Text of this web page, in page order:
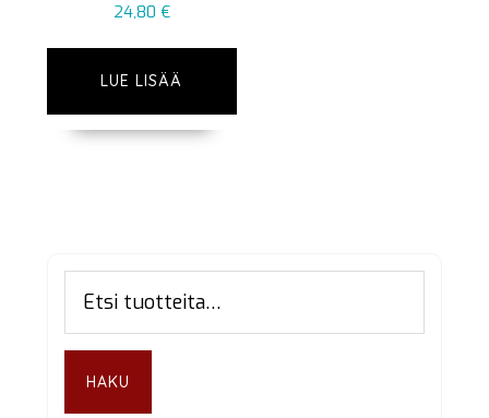
24,80 €
LUE LISÄÄ
Ensisijainen
sivupalkki
HAKU